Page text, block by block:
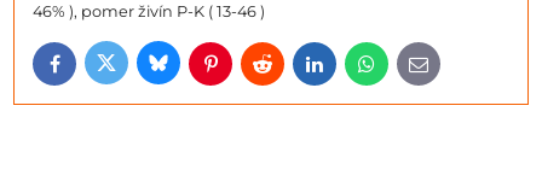
46% ), pomer živín P-K ( 13-46 )
FacebookTwitterBlueskyPinterestRedditLinkedInWhatsApp
E-
mail